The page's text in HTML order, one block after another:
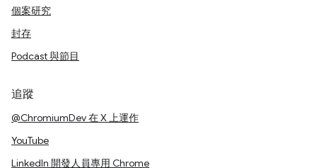
個案研究
封存
Podcast 與節目
追蹤
@ChromiumDev 在 X 上運作
YouTube
LinkedIn 開發人員專用 Chrome